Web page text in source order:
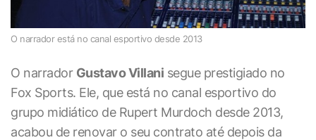
O narrador está no canal esportivo desde 2013
O narrador Gustavo Villani segue prestigiado no
Fox Sports. Ele, que está no canal esportivo do
grupo midiático de Rupert Murdoch desde 2013,
acabou de renovar o seu contrato até depois da